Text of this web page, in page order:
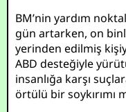
BM’nin yardım
gün artarken, on
yerinden edilmiş
ABD desteğiyle
insanlığa karşı
örtülü bir soykırımı